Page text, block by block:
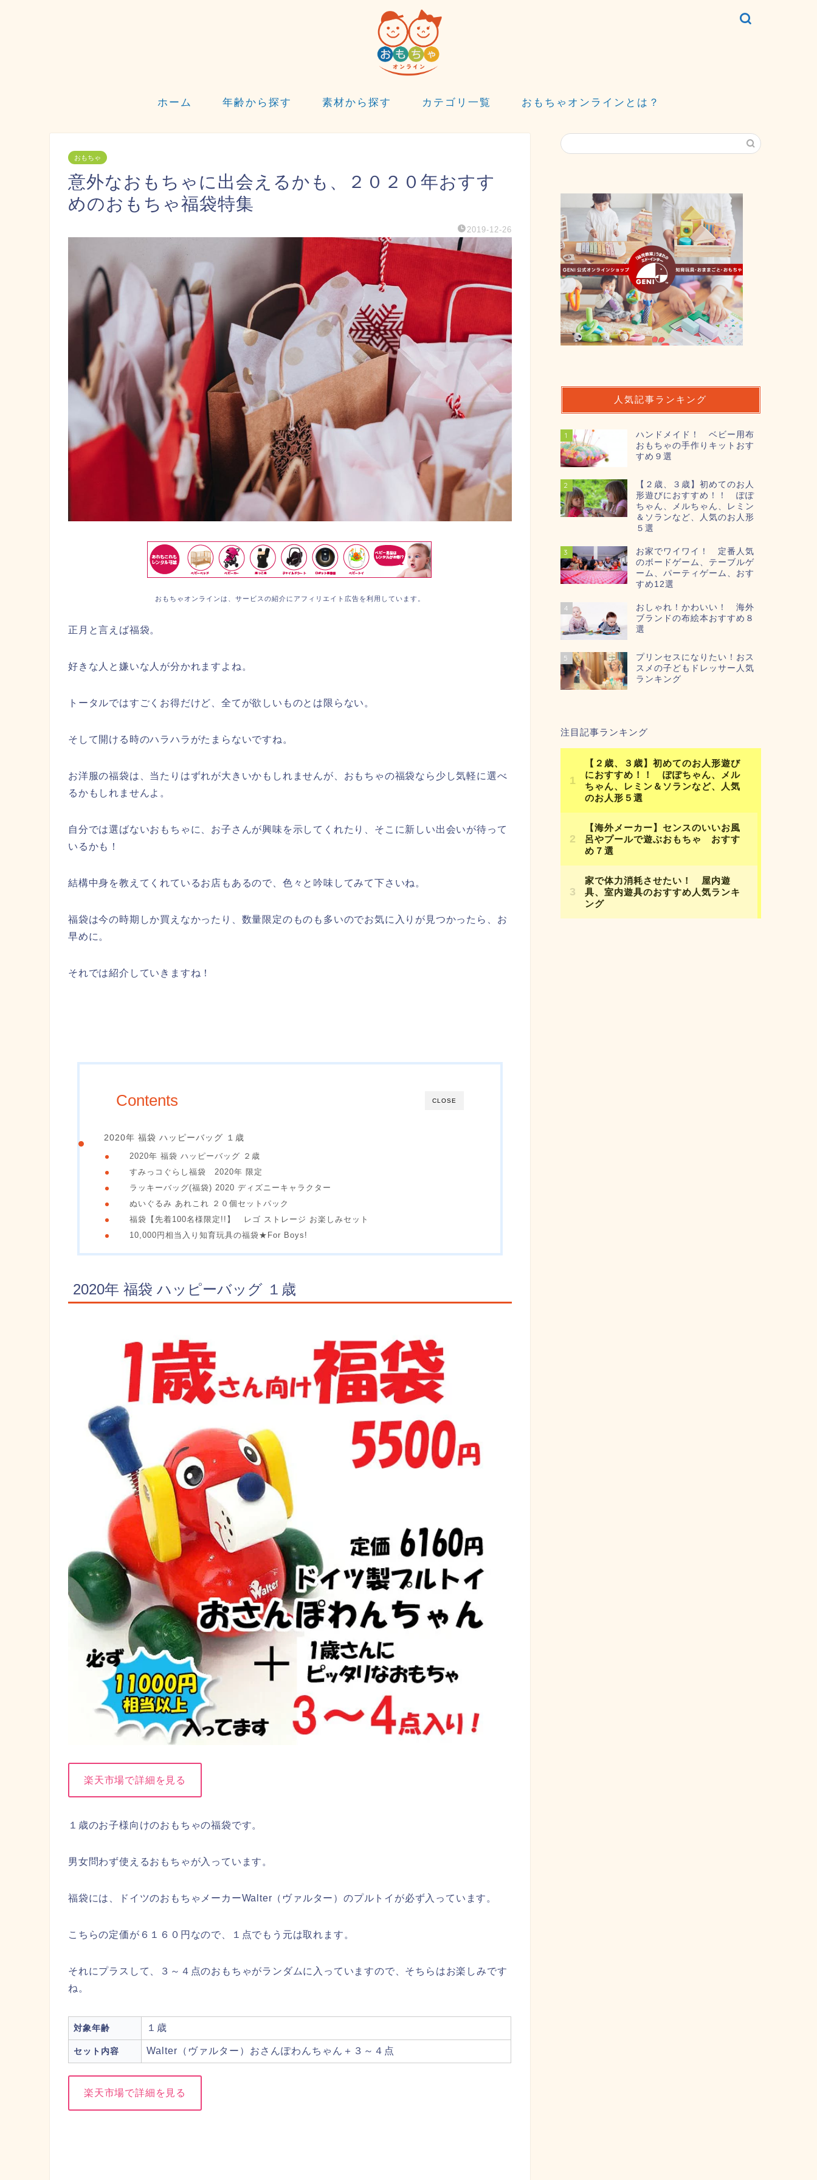
ホーム 年齢から探す 素材から探す カテゴリ一覧 おもちゃオンラインとは？
おもちゃ
意外なおもちゃに出会えるかも、２０２０年おすす
めのおもちゃ福袋特集
2019-12-26
おもちゃオンラインは、サービスの紹介にアフィリエイト広告を利用しています。
正月と言えば福袋。
好きな人と嫌いな人が分かれますよね。
トータルではすごくお得だけど、全てが欲しいものとは限らない。
そして開ける時のハラハラがたまらないですね。
お洋服の福袋は、当たりはずれが大きいかもしれませんが、おもちゃの福袋なら少し気軽に選べ
るかもしれませんよ。
自分では選ばないおもちゃに、お子さんが興味を示してくれたり、そこに新しい出会いが待って
いるかも！
結構中身を教えてくれているお店もあるので、色々と吟味してみて下さいね。
福袋は今の時期しか買えなかったり、数量限定のものも多いのでお気に入りが見つかったら、お
早めに。
それでは紹介していきますね！
CLOSE
Contents
2020年 福袋 ハッピーバッグ １歳
2020年 福袋 ハッピーバッグ ２歳
すみっコぐらし福袋 2020年 限定
ラッキーバッグ(福袋) 2020 ディズニーキャラクター
ぬいぐるみ あれこれ ２０個セットパック
福袋【先着100名様限定!!】 レゴ ストレージ お楽しみセット
10,000円相当入り知育玩具の福袋★For Boys!
2020年 福袋 ハッピーバッグ １歳
楽天市場で詳細を見る
１歳のお子様向けのおもちゃの福袋です。
男女問わず使えるおもちゃが入っています。
福袋には、ドイツのおもちゃメーカーWalter（ヴァルター）のプルトイが必ず入っています。
こちらの定価が６１６０円なので、１点でもう元は取れます。
それにプラスして、３～４点のおもちゃがランダムに入っていますので、そちらはお楽しみです
ね。
対象年齢 １歳
セット内容 Walter（ヴァルター）おさんぽわんちゃん＋３～４点
楽天市場で詳細を見る
人気記事ランキング
1
ハンドメイド！ ベビー用布
おもちゃの手作りキットおす
すめ９選
2
【２歳、３歳】初めてのお人
形遊びにおすすめ！！ ぽぽ
ちゃん、メルちゃん、レミン
＆ソランなど、人気のお人形
５選
3
お家でワイワイ！ 定番人気
のボードゲーム、テーブルゲ
ーム、パーティゲーム、おす
すめ12選
4
おしゃれ！かわいい！ 海外
ブランドの布絵本おすすめ８
選
5
プリンセスになりたい！おス
スメの子どもドレッサー人気
ランキング
注目記事ランキング